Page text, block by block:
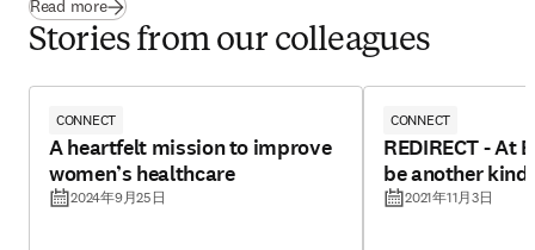
Read more
Stories from our colleagues
CONNECT
A heartfelt mission to improve
women’s healthcare
2024年9月25日
CONNECT
REDIRECT - At
be another kind
2021年11月3日